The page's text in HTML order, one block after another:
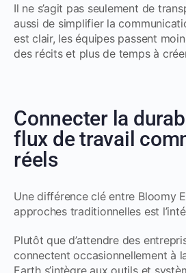
Il ne s’agit pas seulement de
aussi de simplifier la
est clair, les équipes passent
des récits et plus de temps à
Connecter la
flux de travail
réels
Une différence clé entre Bloomy
approches traditionnelles est
Plutôt que d’attendre des
connectent occasionnellement à
Earth s’intègre aux outils et